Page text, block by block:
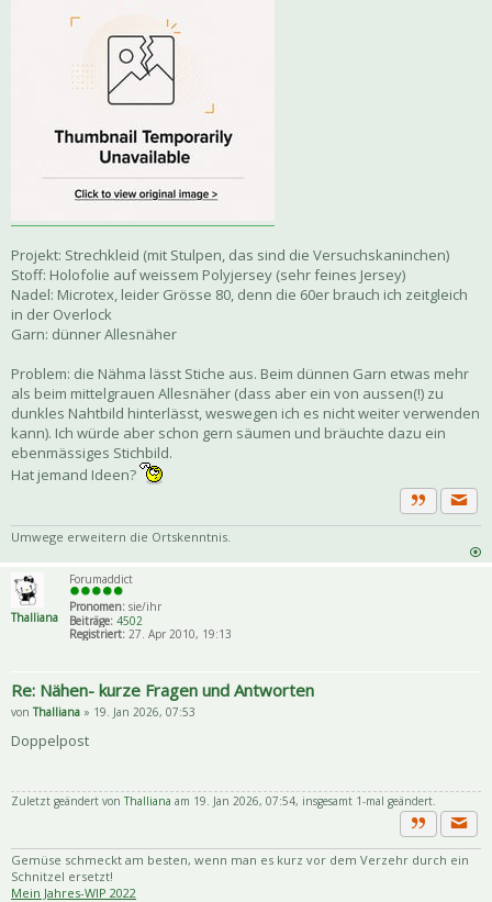
Projekt: Strechkleid (mit Stulpen, das sind die Versuchskaninchen)
Stoff: Holofolie auf weissem Polyjersey (sehr feines Jersey)
Nadel: Microtex, leider Grösse 80, denn die 60er brauch ich zeitgleich
in der Overlock
Garn: dünner Allesnäher
Problem: die Nähma lässt Stiche aus. Beim dünnen Garn etwas mehr
als beim mittelgrauen Allesnäher (dass aber ein von aussen(!) zu
dunkles Nahtbild hinterlässt, weswegen ich es nicht weiter verwenden
kann). Ich würde aber schon gern säumen und bräuchte dazu ein
ebenmässiges Stichbild.
Hat jemand Ideen?
Zitat
Umwege erweitern die Ortskenntnis.
Thalliana
Forumaddict
Pronomen: sie/ihr
Beiträge: 4502
Registriert: 27. Apr 2010, 19:13
Re: Nähen- kurze Fragen und Antworten
vonThalliana » 19. Jan 2026, 07:53
Doppelpost
Zuletzt geändert vonThalliana am 19. Jan 2026, 07:54, insgesamt 1-mal geändert.
Zitat
Gemüse schmeckt am besten, wenn man es kurz vor dem Verzehr durch ein
Schnitzel ersetzt!
Mein Jahres-WIP 2022